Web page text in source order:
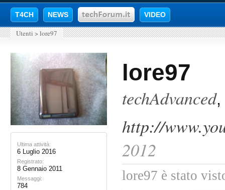
T4CH NEWS VIDEO
Utenti > lore97
Ultima attività:
6 Luglio 2016
Registrato:
8 Gennaio 2011
Messaggi:
784
lore97
techAdvanced,
http://
2012
lore97 è stato